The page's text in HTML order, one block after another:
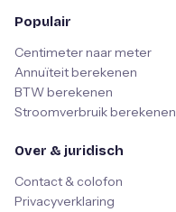
Populair
Centimeter naar meter
Annuïteit berekenen
BTW berekenen
Stroomverbruik berekenen
Over & juridisch
Contact & colofon
Privacyverklaring